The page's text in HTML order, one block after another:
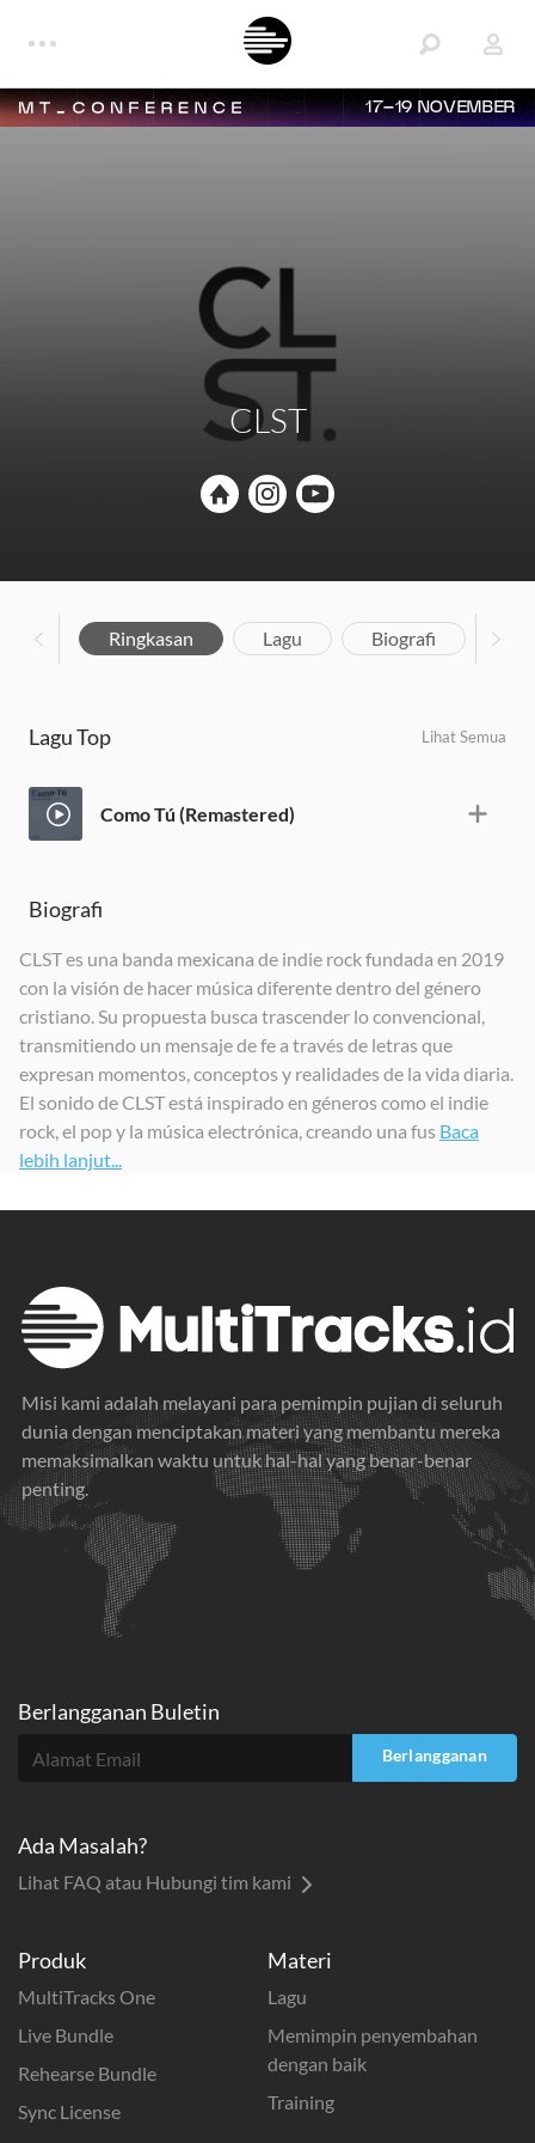
17–19 NOVEMBER
CLST
Ringkasan Lagu Biografi
Lagu Top Lihat Semua
Como Tú (Remastered)
Biografi
CLST es una banda mexicana de indie rock fundada en 2019
con la visión de hacer música diferente dentro del género
cristiano. Su propuesta busca trascender lo convencional,
transmitiendo un mensaje de fe a través de letras que
expresan momentos, conceptos y realidades de la vida diaria.
El sonido de CLST está inspirado en géneros como el indie
rock, el pop y la música electrónica, creando una fus Baca
lebih lanjut...
Misi kami adalah melayani para pemimpin pujian di seluruh
dunia dengan menciptakan materi yang membantu mereka
memaksimalkan waktu untuk hal-hal yang benar-benar
penting.
Produk
MultiTracks One
Live Bundle
Rehearse Bundle
Sync License
Materi
Lagu
Memimpin penyembahan
dengan baik
Training
Berlangganan Buletin
Berlangganan
Ada Masalah?
Lihat FAQ atau Hubungi tim kami